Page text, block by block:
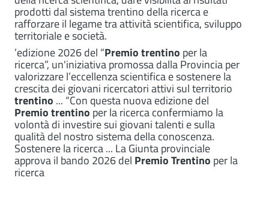
prodotti dal sistema trentino della ricerca e
rafforzare il legame tra attività scientifica, sviluppo
territoriale e società.
’edizione 2026 del “Premiotrentino per la
ricerca”, un'iniziativa promossa dalla Provincia per
valorizzare l’eccellenza scientifica e sostenere la
crescita dei giovani ricercatori attivi sul territorio
trentino ... “Con questa nuova edizione del
Premiotrentino per la ricerca confermiamo la
volontà di investire sui giovani talenti e sulla
qualità del nostro sistema della conoscenza.
Sostenere la ricerca ... La Giunta provinciale
approva il bando 2026 del PremioTrentino per la
ricerca